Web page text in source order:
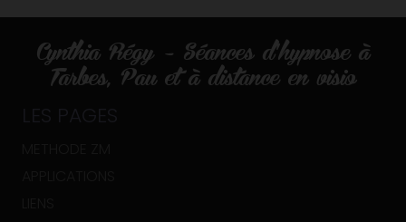
Cynthia Régy – Séances d’hypnose à
Tarbes, Pau et à distance en visio